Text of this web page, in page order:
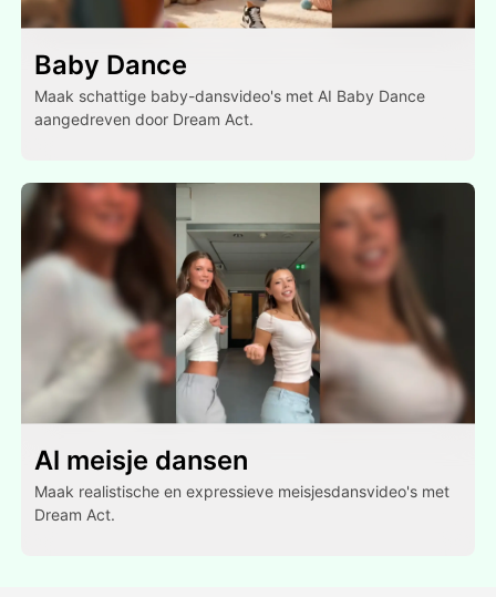
Baby Dance
Maak schattige baby-dansvideo's met AI Baby Dance
aangedreven door Dream Act.
Al meisje dansen
Maak realistische en expressieve meisjesdansvideo's met
Dream Act.